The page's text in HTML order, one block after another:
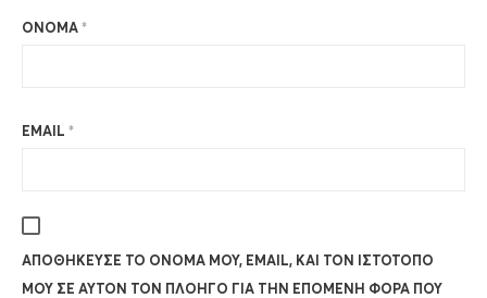
ΌΝΟΜΑ *
EMAIL *
ΑΠΟΘΉΚΕΥΣΕ ΤΟ ΌΝΟΜΆ ΜΟΥ, EMAIL, ΚΑΙ ΤΟΝ ΙΣΤΌΤΟΠΟ
ΜΟΥ ΣΕ ΑΥΤΌΝ ΤΟΝ ΠΛΟΗΓΌ ΓΙΑ ΤΗΝ ΕΠΌΜΕΝΗ ΦΟΡΆ ΠΟΥ